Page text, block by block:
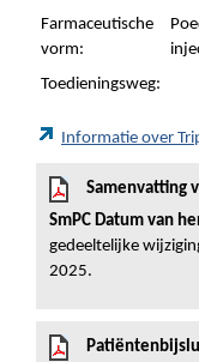
Farmaceutische
vorm:
Toedieningsweg:
Informatie over
Samenvatting
SmPC Datum van
gedeeltelijke
2025.